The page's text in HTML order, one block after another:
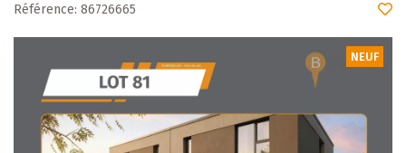
Référence: 86726665
NEUF